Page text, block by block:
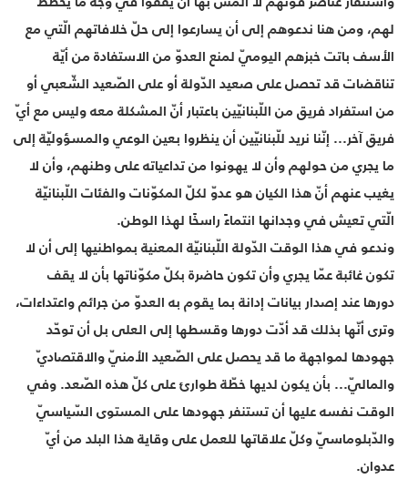
لهم، ومن هنا ندعوهم إلى أن يسارعوا إلى حلّ خلافاتهم الّتي مع
الأسف باتت خبزهم اليوميّ لمنع العدوّ من الاستفادة من أيّة
تناقضات قد تحصل على صعيد الدّولة أو على الصّعيد الشّعبي أو
من استفراد فريق من اللّبنانيّين باعتبار أنّ المشكلة معه وليس مع أيّ
فريق آخر... إنّنا نريد للّبنانيّين أن ينظروا بعين الوعي والمسؤوليّة إلى
ما يجري من حولهم وأن لا يهونوا من تداعياته على وطنهم، وأن لا
يغيب عنهم أنّ هذا الكيان هو عدوّ لكلّ المكوّنات والفئات اللّبنانيّة
الّتي تعيش في وجدانها انتماءً راسخًا لهذا الوطن.
وندعو في هذا الوقت الدّولة اللّبنانيّة المعنية بمواطنيها إلى أن لا
تكون غائبة عمّا يجري وأن تكون حاضرة بكلّ مكوّناتها بأن لا يقف
دورها عند إصدار بيانات إدانة بما يقوم به العدوّ من جرائم واعتداءات،
وترى أنّها بذلك قد أدّت دورها وقسطها إلى العلى بل أن توحّد
جهودها لمواجهة ما قد يحصل على الصّعيد الأمنيّ والاقتصاديّ
والماليّ... بأن يكون لديها خطّة طوارئ على كلّ هذه الصّعد. وفي
الوقت نفسه عليها أن تستنفر جهودها على المستوى السّياسيّ
والدّبلوماسيّ وكلّ علاقاتها للعمل على وقاية هذا البلد من أيّ
عدوان.